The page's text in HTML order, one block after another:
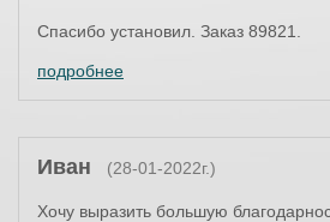
Спасибо установил. Заказ 89821.
подробнее
Иван (28-01-2022г.)
Хочу выразить большую